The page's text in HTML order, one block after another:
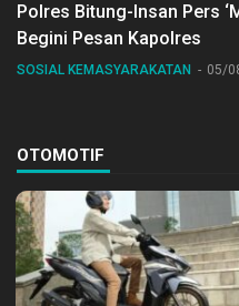
Polres Bitung-Insan Pers
Begini Pesan Kapolres
SOSIAL KEMASYARAKATAN 05/
OTOMOTIF